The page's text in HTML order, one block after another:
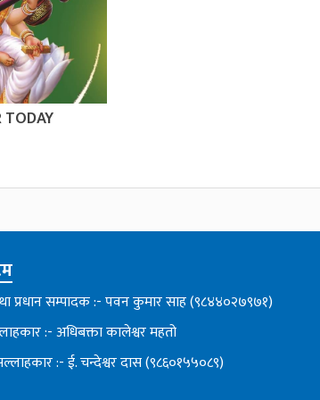
TODAY
प्रधान सम्पादक :- पवन कुमार साह (९८४४०२७९७१)
:- अधिबक्ता कालेश्वर महतो
:- ई. चन्देश्वर दास (९८६०१५५०८९)